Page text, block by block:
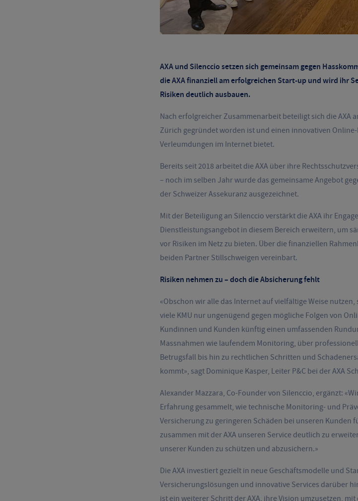
AXA und Silenccio setzen sich gemeinsam gegen
die AXA finanziell am erfolgreichen Start-up und wird ihr
Risiken deutlich ausbauen.
Nach erfolgreicher Zusammenarbeit beteiligt sich die AXA
Zürich gegründet worden ist und einen innovativen
Verleumdungen im Internet bietet.
Bereits seit 2018 arbeitet die AXA über ihre
– noch im selben Jahr wurde das gemeinsame Angebot
der Schweizer Assekuranz ausgezeichnet.
Mit der Beteiligung an Silenccio verstärkt die AXA ihr
Dienstleistungsangebot in diesem Bereich erweitern, um
vor Risiken im Netz zu bieten. Über die finanziellen
beiden Partner Stillschweigen vereinbart.
Risiken nehmen zu – doch die Absicherung fehlt
«Obschon wir alle das Internet auf vielfältige Weise
viele KMU nur ungenügend gegen mögliche Folgen von
Kundinnen und Kunden künftig einen umfassenden
Massnahmen wie laufendem Monitoring, über
Betrugsfall bis hin zu rechtlichen Schritten und
kommt», sagt Dominique Kasper, Leiter P&C bei der AXA
Alexander Mazzara, Co-Founder von Silenccio, ergänzt:
Erfahrung gesammelt, wie technische Monitoring- und
Versicherung zu geringeren Schäden bei unseren Kunden
zusammen mit der AXA unseren Service deutlich zu
unserer Kunden zu schützen und abzusichern.»
Die AXA investiert gezielt in neue Geschäftsmodelle und
Versicherungslösungen und innovative Services darüber
ist ein weiterer Schritt der AXA, ihre Vision umzusetzen,